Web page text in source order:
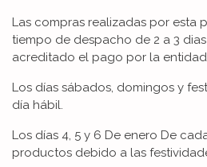
Las compras realizadas por esta
tiempo de despacho de 2 a 3
acreditado el pago por la
Los días sábados, domingos y
día hábil.
Los días 4, 5 y 6 De enero De
productos debido a las